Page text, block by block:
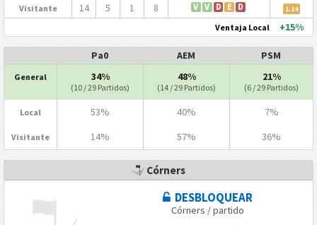
Visitante 14 5 1 8 V V D E D 1.14
Ventaja Local +15%
Pa0 AEM PSM
General 34%
(10 / 29 Partidos)
48%
(14 / 29 Partidos)
21%
(6 / 29 Partidos)
Local 53% 40% 7%
Visitante 14% 57% 36%
Córners
DESBLOQUEAR
Córners / partido